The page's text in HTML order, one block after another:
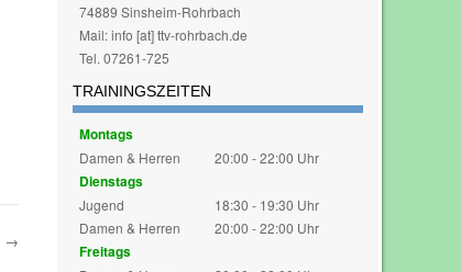
→
74889 Sinsheim-Rohrbach
Mail: info [at] ttv-rohrbach.de
Tel. 07261-725
TRAININGSZEITEN
Montags
Damen & Herren 20:00 - 22:00 Uhr
Dienstags
Jugend
18:30 - 19:30 Uhr
Damen & Herren
20:00 - 22:00 Uhr
Freitags